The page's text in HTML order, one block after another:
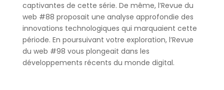
captivantes de cette série. De même, l’Revue du
web #88 proposait une analyse approfondie des
innovations technologiques qui marquaient cette
période. En poursuivant votre exploration, l’Revue
du web #98 vous plongeait dans les
développements récents du monde digital.